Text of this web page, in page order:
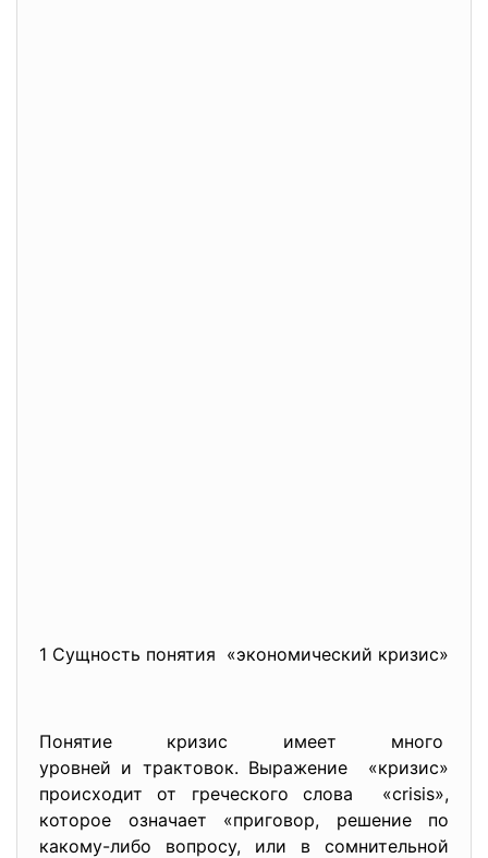
1 Сущность понятия «экономический кризис»
Понятие кризис имеет много
уровней и трактовок. Выражение «кризис»
происходит от греческого слова «crisis»,
которое означает «приговор, решение по
какому-либо вопросу, или в сомнительной